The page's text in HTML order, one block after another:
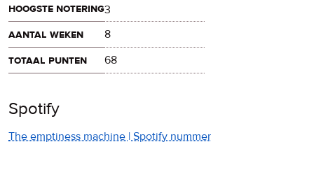
hoogste notering3
aantal weken
8
totaal punten
68
Spotify
The emptiness machine | Spotify nummer